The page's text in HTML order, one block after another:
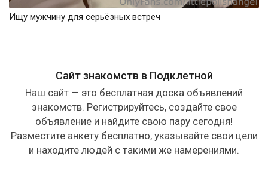
Ищу мужчину для серьёзных встреч
Сайт знакомств в Подклетной
Наш сайт — это бесплатная доска объявлений
знакомств. Регистрируйтесь, создайте свое
объявление и найдите свою пару сегодня!
Разместите анкету бесплатно, указывайте свои цели
и находите людей с такими же намерениями.